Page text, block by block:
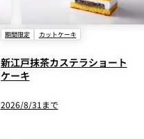
期間限定 カットケーキ
新江戸抹茶カステラショート
ケーキ
2026/8/31まで